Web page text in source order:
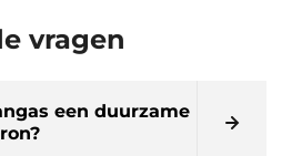
vragen
een duurzame